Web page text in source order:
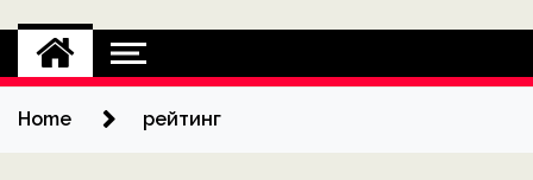
Home рейтинг